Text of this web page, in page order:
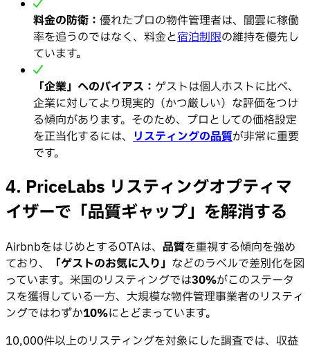
料金の防衛： 優れたプロの物件管理者は、闇雲に稼働
率を追うのではなく、料金と宿泊制限の維持を優先し
ています。
「企業」へのバイアス： ゲストは個人ホストに比べ、
企業に対してより現実的（かつ厳しい）な評価をつけ
る傾向があります。そのため、プロとしての価格設定
を正当化するには、 リスティングの品質が非常に重要
です。
4. PriceLabs リスティングオプティマ
イザーで「品質ギャップ」を解消する
AirbnbをはじめとするOTAは、 品質を重視する傾向を強め
ており、
「ゲストのお気に入り」 などのラベルで差別化を図
っています。米国のリスティングでは30%がこのステータ
スを獲得している一方、大規模な物件管理事業者のリスティ
ングではわずか10%にとどまっています。
10,000件以上のリスティングを対象にした調査では、収益